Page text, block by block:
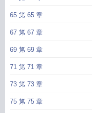
65 第 65 章
67 第 67 章
69 第 69 章
71 第 71 章
73 第 73 章
75 第 75 章